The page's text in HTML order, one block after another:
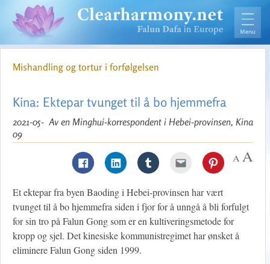
Mishandling og tortur i forfølgelsen
Kina: Ektepar tvunget til å bo hjemmefra
Av en Minghui-korrespondent i Hebei-provinsen, Kina
2021-05-
09
Et ektepar fra byen Baoding i Hebei-provinsen har vært
tvunget til å bo hjemmefra siden i fjor for å unngå å bli forfulgt
for sin tro på Falun Gong som er en kultiveringsmetode for
kropp og sjel. Det kinesiske kommunistregimet har ønsket å
eliminere Falun Gong siden 1999.